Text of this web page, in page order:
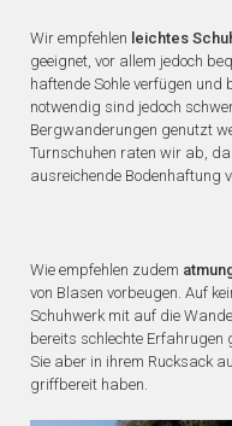
Wir empfehlen leichtes
geeignet, vor allem jedoch
haftende Sohle verfügen und
notwendig sind jedoch
Bergwanderungen genutzt
Turnschuhen raten wir ab,
ausreichende Bodenhaftung
Wie empfehlen zudem
von Blasen vorbeugen. Auf
Schuhwerk mit auf die
bereits schlechte Erfahrugen
Sie aber in ihrem Rucksack
griffbereit haben.